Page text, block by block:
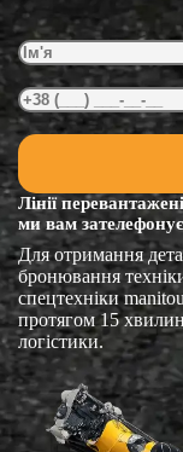
Лінії
ми вам
Для отримання
бронювання
спецтехніки
протягом 15
логістики.